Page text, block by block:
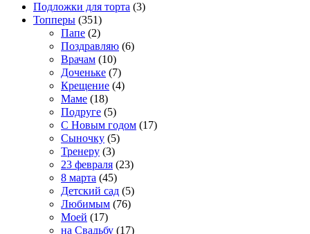
Подложки для торта (3)
Топперы (351)
Папе (2)
Поздравляю (6)
Врачам (10)
Доченьке (7)
Крещение (4)
Маме (18)
Подруге (5)
С Новым годом (17)
Сыночку (5)
Тренеру (3)
23 февраля (23)
8 марта (45)
Детский сад (5)
Любимым (76)
Моей (17)
на Свадьбу (17)